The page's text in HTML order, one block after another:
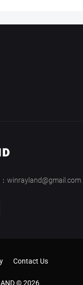
winrayland@gmail.com
© 2026
Contact Us